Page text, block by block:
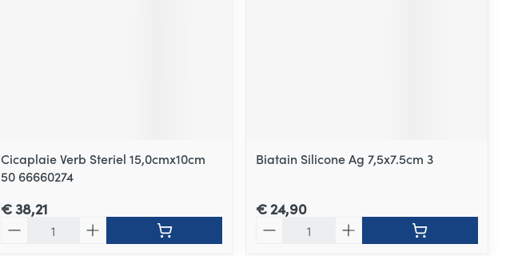
Cicaplaie Verb Steriel 15,0cmx10cm
50 66660274
€ 38,21
Biatain Silicone Ag 7,5x7.5cm 3
€ 24,90